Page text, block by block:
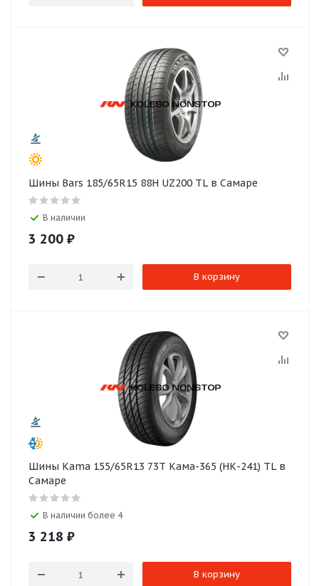
Шины Bars 185/65R15 88H UZ200 TL в Самаре
В наличии
3 200 ₽
В корзину
Шины Kama 155/65R13 73T Кама-365 (НК-241) TL в
Самаре
В наличии более 4
3 218 ₽
В корзину